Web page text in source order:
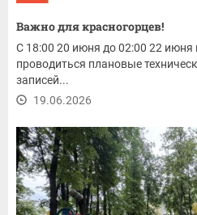
Важно для красногорцев!
С 18:00 20 июня до 02:00 22 июня
проводиться плановые
записей...
19.06.2026